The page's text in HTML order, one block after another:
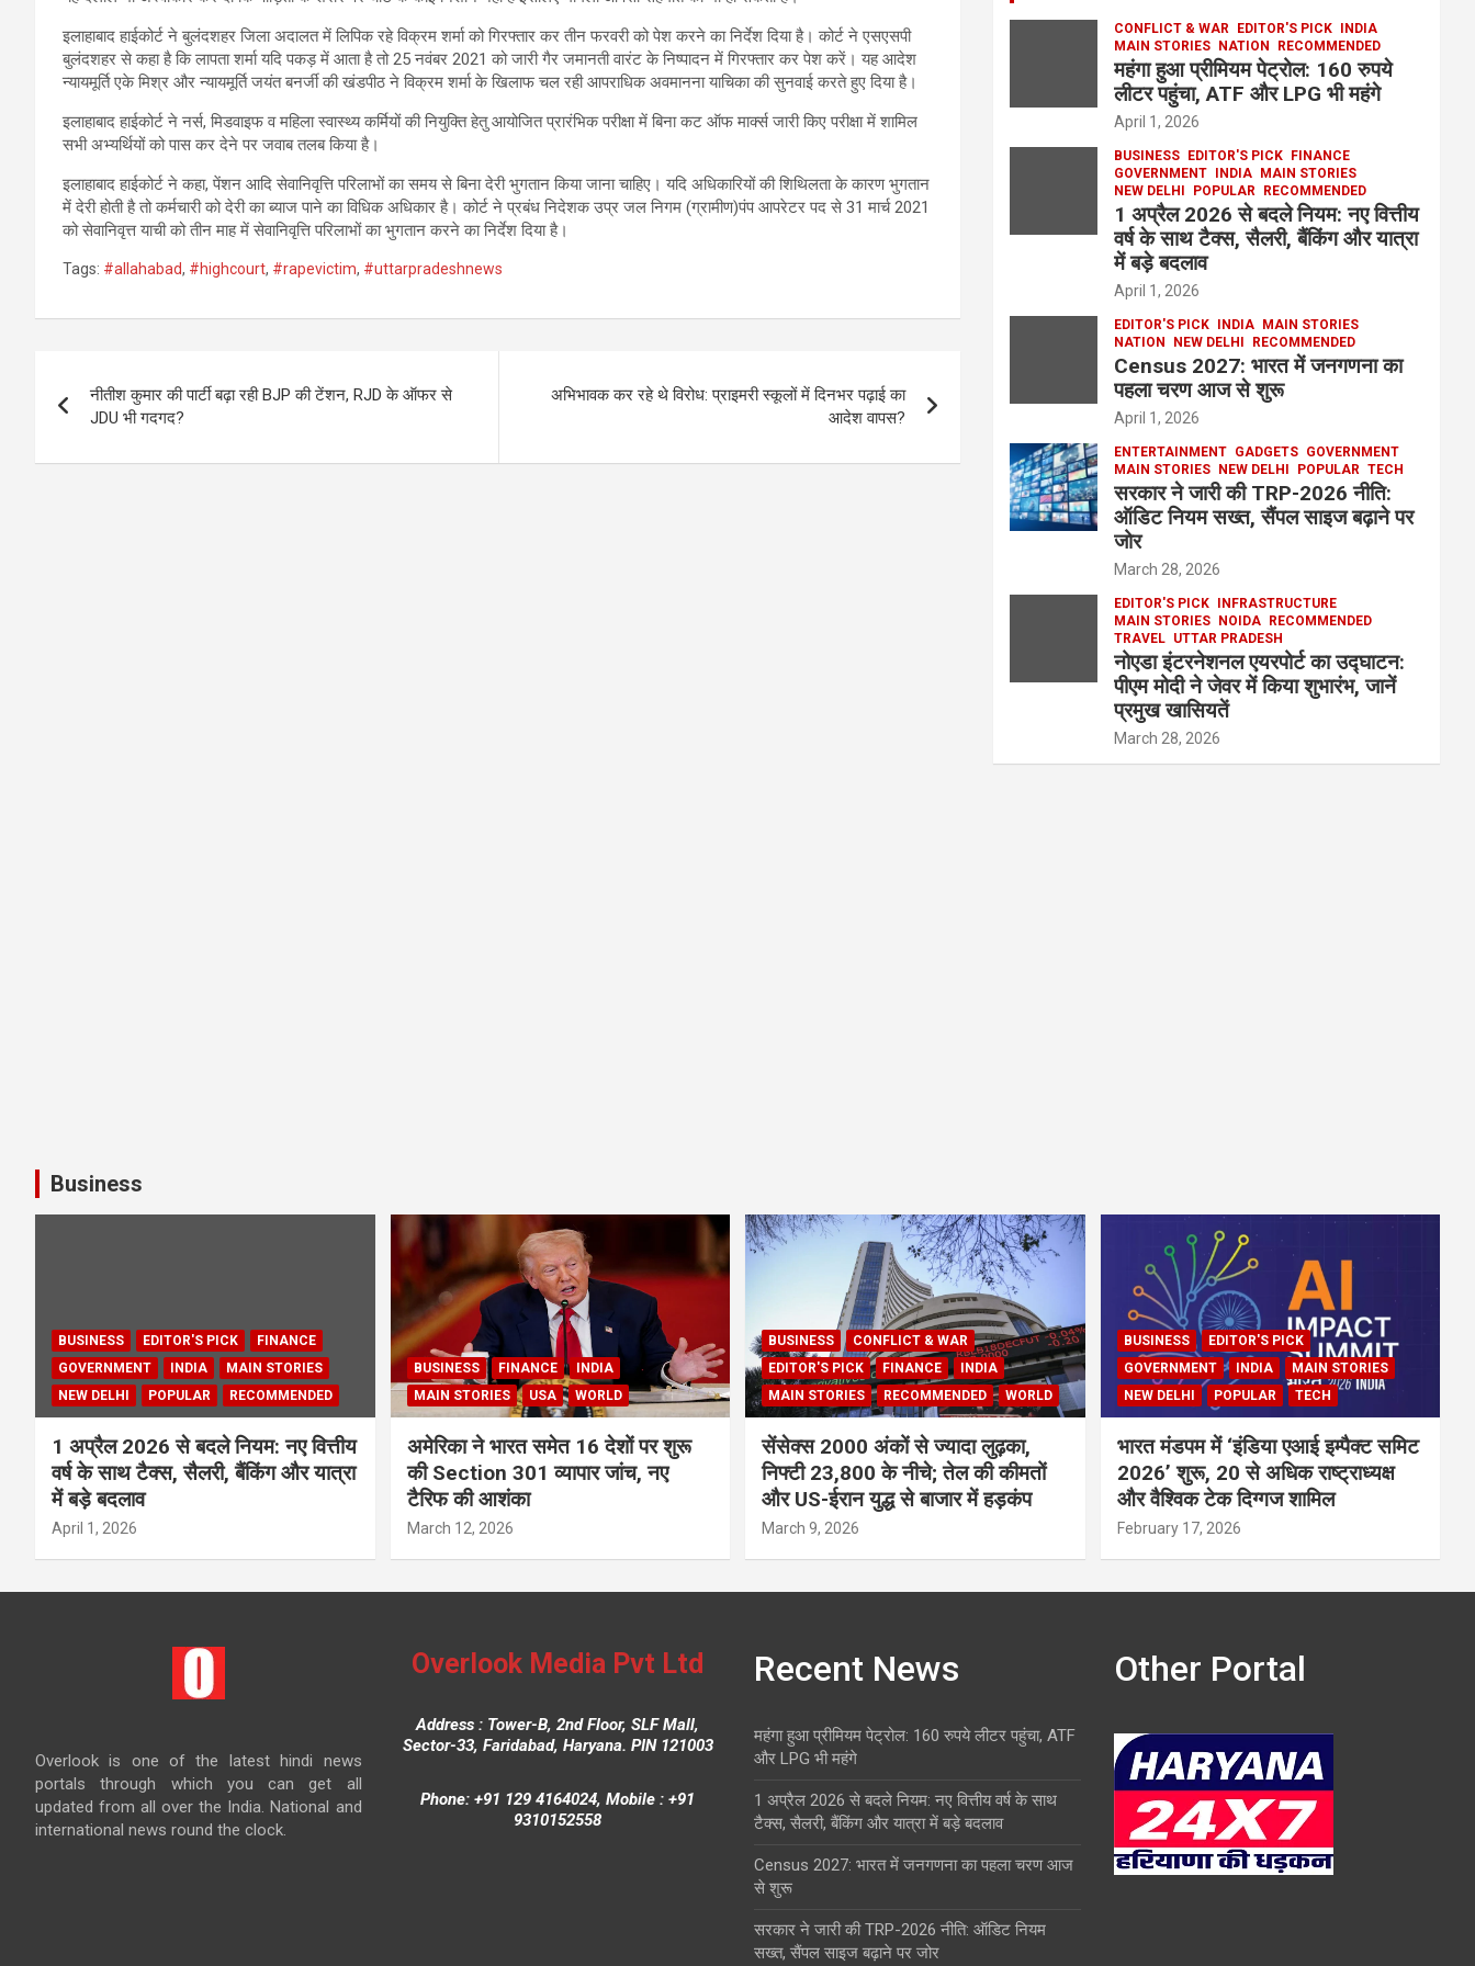
इलाहाबाद हाईकोर्ट ने बुलंदशहर जिला अदालत में लिपिक रहे विक्रम शर्मा को गिरफ्तार कर तीन फरवरी को पेश करने का निर्देश दिया है। कोर्ट ने एसएसपी
बुलंदशहर से कहा है कि लापता शर्मा यदि पकड़ में आता है तो 25 नवंबर 2021 को जारी गैर जमानती वारंट के निष्पादन में गिरफ्तार कर पेश करें। यह आदेश
न्यायमूर्ति एके मिश्र और न्यायमूर्ति जयंत बनर्जी की खंडपीठ ने विक्रम शर्मा के खिलाफ चल रही आपराधिक अवमानना याचिका की सुनवाई करते हुए दिया है।
इलाहाबाद हाईकोर्ट ने नर्स, मिडवाइफ व महिला स्वास्थ्य कर्मियों की नियुक्ति हेतु आयोजित प्रारंभिक परीक्षा में बिना कट ऑफ मार्क्स जारी किए परीक्षा में शामिल
सभी अभ्यर्थियों को पास कर देने पर जवाब तलब किया है।
इलाहाबाद हाईकोर्ट ने कहा, पेंशन आदि सेवानिवृत्ति परिलाभों का समय से बिना देरी भुगतान किया जाना चाहिए। यदि अधिकारियों की शिथिलता के कारण भुगतान
में देरी होती है तो कर्मचारी को देरी का ब्याज पाने का विधिक अधिकार है। कोर्ट ने प्रबंध निदेशक उप्र जल निगम (ग्रामीण)पंप आपरेटर पद से 31 मार्च 2021
को सेवानिवृत्त याची को तीन माह में सेवानिवृत्ति परिलाभों का भुगतान करने का निर्देश दिया है।
Tags: #allahabad, #highcourt, #rapevictim, #uttarpradeshnews
navigation
नीतीश कुमार की पार्टी बढ़ा रही BJP की टेंशन, RJD के ऑफर से
JDU भी गदगद?
अभिभावक कर रहे थे विरोध: प्राइमरी स्कूलों में दिनभर पढ़ाई का
आदेश वापस?
CONFLICT & WAR EDITOR'S PICK INDIA
MAIN STORIES NATION RECOMMENDED
महंगा हुआ प्रीमियम पेट्रोल: 160 रुपये
लीटर पहुंचा, ATF और LPG भी महंगे
April 1, 2026
BUSINESS EDITOR'S PICK FINANCE
GOVERNMENT INDIA MAIN STORIES
NEW DELHI
POPULAR RECOMMENDED
1 अप्रैल 2026 से बदले नियम: नए वित्तीय
वर्ष के साथ टैक्स, सैलरी, बैंकिंग और यात्रा
में बड़े बदलाव
April 1, 2026
EDITOR'S PICK INDIA MAIN STORIES
NATION
NEW DELHI RECOMMENDED
Census 2027: भारत में जनगणना का
पहला चरण आज से शुरू
April 1, 2026
ENTERTAINMENT GADGETS GOVERNMENT
MAIN STORIES NEW DELHI POPULAR TECH
सरकार ने जारी की TRP-2026 नीति:
ऑडिट नियम सख्त, सैंपल साइज बढ़ाने पर
जोर
March 28, 2026
EDITOR'S PICK INFRASTRUCTURE
MAIN STORIES NOIDA RECOMMENDED
TRAVEL UTTAR PRADESH
नोएडा इंटरनेशनल एयरपोर्ट का उद्घाटन:
पीएम मोदी ने जेवर में किया शुभारंभ, जानें
प्रमुख खासियतें
March 28, 2026
Business
BUSINESS EDITOR'S PICK
FINANCE
GOVERNMENT
INDIA
MAIN STORIES
NEW DELHI
POPULAR RECOMMENDED
1 अप्रैल 2026 से बदले नियम: नए वित्तीय
वर्ष के साथ टैक्स, सैलरी, बैंकिंग और यात्रा
में बड़े बदलाव
April 1, 2026
BUSINESS FINANCE
INDIA
MAIN STORIES
USA WORLD
अमेरिका ने भारत समेत 16 देशों पर शुरू
की Section 301 व्यापार जांच, नए
टैरिफ की आशंका
March 12, 2026
BUSINESS
CONFLICT & WAR
EDITOR'S PICK
FINANCE
INDIA
MAIN STORIES
RECOMMENDED WORLD
सेंसेक्स 2000 अंकों से ज्यादा लुढ़का,
निफ्टी 23,800 के नीचे; तेल की कीमतों
और US-ईरान युद्ध से बाजार में हड़कंप
March 9, 2026
BUSINESS
EDITOR'S PICK
GOVERNMENT
INDIA
MAIN STORIES
NEW DELHI
POPULAR TECH
भारत मंडपम में ‘इंडिया एआई इम्पैक्ट समिट
2026’ शुरू, 20 से अधिक राष्ट्राध्यक्ष
और वैश्विक टेक दिग्गज शामिल
February 17, 2026
Overlook is one of the latest hindi news
portals through which you can get all
updated from all over the India. National and
international news round the clock.
Overlook Media Pvt Ltd
Address : Tower-B, 2nd Floor, SLF Mall,
Sector-33, Faridabad, Haryana. PIN 121003
Phone: +91 129 4164024, Mobile : +91
9310152558
Recent News
महंगा हुआ प्रीमियम पेट्रोल: 160 रुपये लीटर पहुंचा, ATF
और LPG भी महंगे
1 अप्रैल 2026 से बदले नियम: नए वित्तीय वर्ष के साथ
टैक्स, सैलरी, बैंकिंग और यात्रा में बड़े बदलाव
Census 2027: भारत में जनगणना का पहला चरण आज
से शुरू
सरकार ने जारी की TRP-2026 नीति: ऑडिट नियम
सख्त, सैंपल साइज बढ़ाने पर जोर
Other Portal